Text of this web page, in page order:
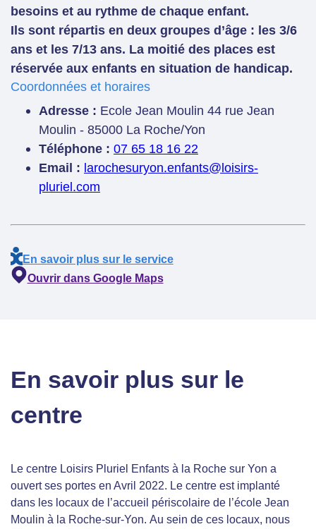
besoins et au rythme de chaque enfant.
Ils sont répartis en deux groupes d’âge : les 3/6
ans et les 7/13 ans. La moitié des places est
réservée aux enfants en situation de handicap.
Coordonnées et horaires
Adresse : Ecole Jean Moulin 44 rue Jean
Moulin - 85000 La Roche/Yon
Téléphone : 07 65 18 16 22
Email : larochesuryon.enfants@loisirs-
pluriel.com
En savoir plus sur le service
Ouvrir dans Google Maps
En savoir plus sur le
centre
Le centre Loisirs Pluriel Enfants à la Roche sur Yon a
ouvert ses portes en Avril 2022. Le centre est implanté
dans les locaux de l’accueil périscolaire de l’école Jean
Moulin à la Roche-sur-Yon. Au sein de ces locaux, nous